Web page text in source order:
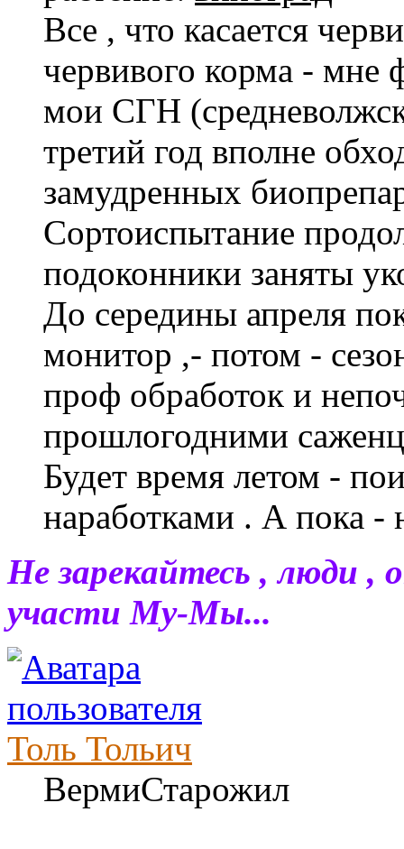
Все , что касается
червивого корма - мне
мои СГН
третий год вполне
замудренных
Сортоиспытание
подоконники заняты
До середины апреля
монитор ,- потом -
проф обработок и
прошлогодними
Будет время летом -
наработками . А пока -
Не зарекайтесь , люди
участи Му-Мы...
Толь Тольич
ВермиСтарожил